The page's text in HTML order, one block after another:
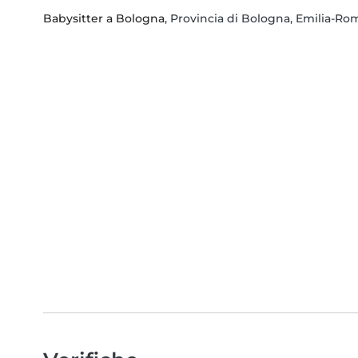
Babysitter a Bologna, Provincia di Bologna, Emilia-